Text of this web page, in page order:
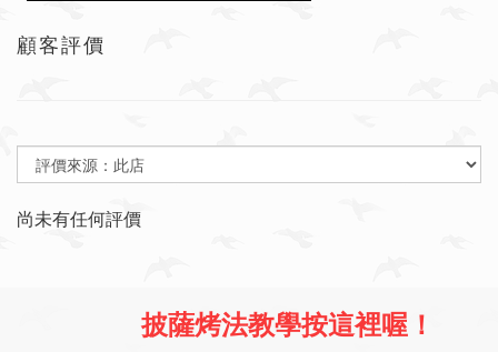
顧客評價
尚未有任何評價
披薩烤法教學按這裡喔！